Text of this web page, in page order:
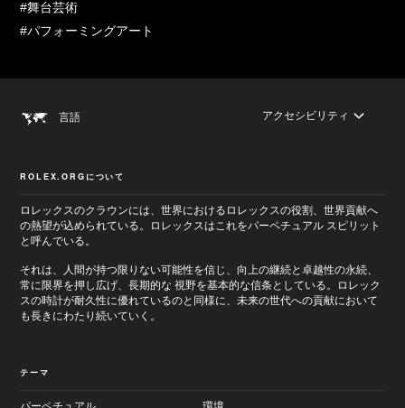
#舞台芸術
#パフォーミングアート
言語 アクセシビリティ
ROLEX.ORGについて
ロレックスのクラウンには、世界におけるロレックスの役割、世界貢献へ
の熱望が込められている。ロレックスはこれをパーペチュアル スピリット
と呼んでいる。
それは、人間が持つ限りない可能性を信じ、向上の継続と卓越性の永続、
常に限界を押し広げ、長期的な 視野を基本的な信条としている。ロレック
スの時計が耐久性に優れているのと同様に、未来の世代への貢献において
も長きにわたり続いていく。
テーマ